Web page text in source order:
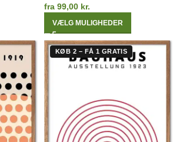
fra 99,00 kr.
VÆLG MULIGHEDER
KØB 2 – FÅ 1 GRATIS